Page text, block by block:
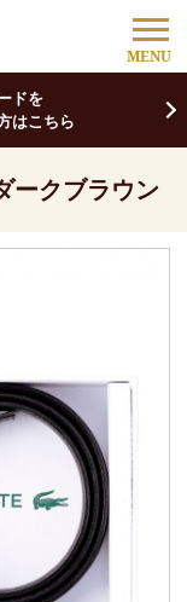
ドを
はこちら
クブラウン